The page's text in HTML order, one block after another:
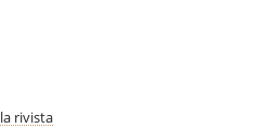
la rivista